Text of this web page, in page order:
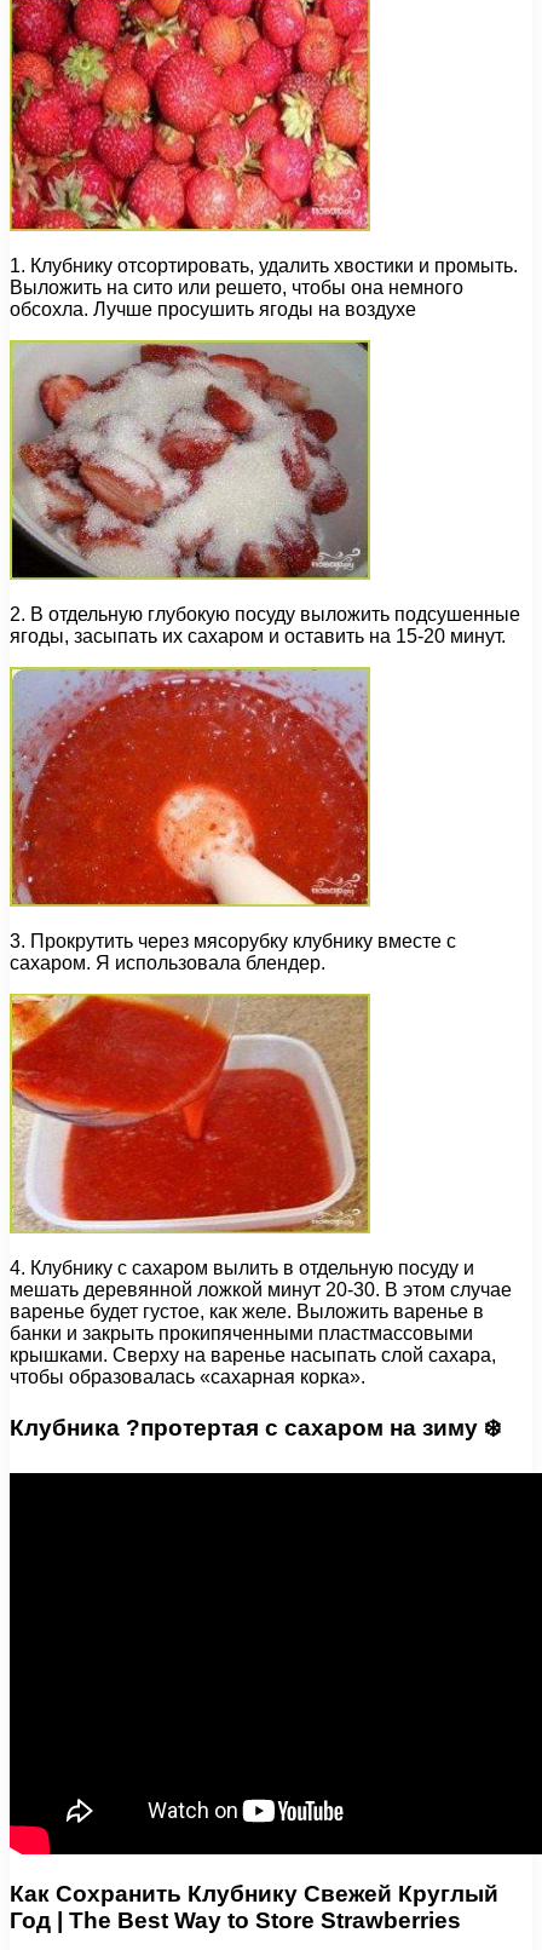
1. Клубнику отсортировать, удалить хвостики и промыть.
Выложить на сито или решето, чтобы она немного
обсохла. Лучше просушить ягоды на воздухе
2. В отдельную глубокую посуду выложить подсушенные
ягоды, засыпать их сахаром и оставить на 15-20 минут.
3. Прокрутить через мясорубку клубнику вместе с
сахаром. Я использовала блендер.
4. Клубнику с сахаром вылить в отдельную посуду и
мешать деревянной ложкой минут 20-30. В этом случае
варенье будет густое, как желе. Выложить варенье в
банки и закрыть прокипяченными пластмассовыми
крышками. Сверху на варенье насыпать слой сахара,
чтобы образовалась «сахарная корка».
Клубника ?протертая с сахаром на зиму ❄️
Как Сохранить Клубнику Свежей Круглый
Год | The Best Way to Store Strawberries